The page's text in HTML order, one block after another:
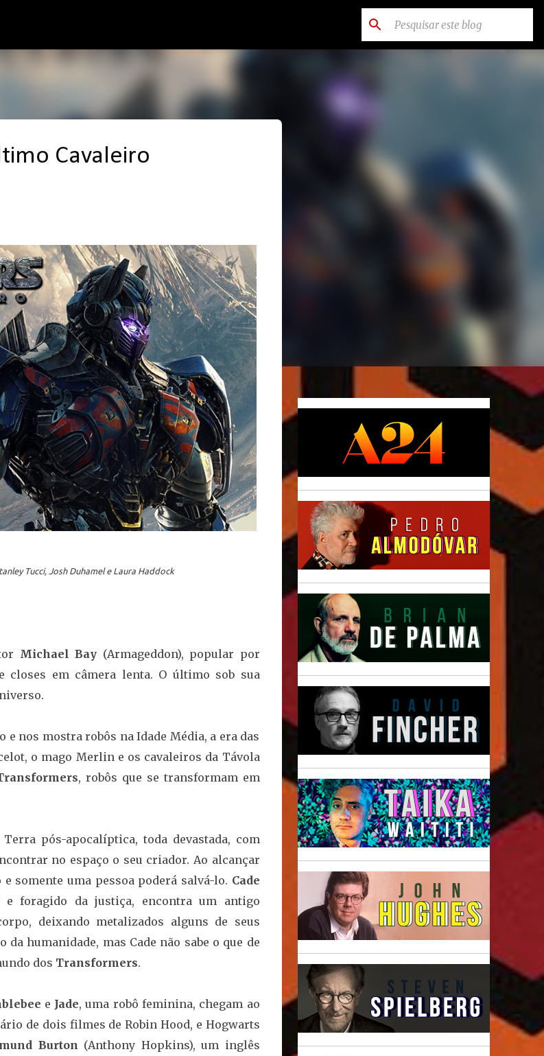
Cavaleiro
Tucci, Josh Duhamel e Laura Haddock
Michael Bay (Armageddon), popular por
closes em câmera lenta. O último sob sua
nos mostra robôs na Idade Média, a era das
o mago Merlin e os cavaleiros da Távola
, robôs que se transformam em
pós-apocalíptica, toda devastada, com
no espaço o seu criador. Ao alcançar
somente uma pessoa poderá salvá-lo. Cade
e foragido da justiça, encontra um antigo
deixando metalizados alguns de seus
humanidade, mas Cade não sabe o que de
dos Transformers.
e Jade, uma robô feminina, chegam ao
de dois filmes de Robin Hood, e Hogwarts
Burton (Anthony Hopkins), um inglês